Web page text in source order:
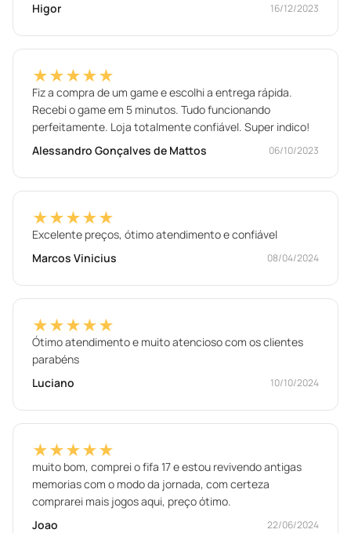
Higor
16/12/2023
★★★★★
Fiz a compra de um game e escolhi a entrega rápida.
Recebi o game em 5 minutos. Tudo funcionando
perfeitamente. Loja totalmente confiável. Super indico!
Alessandro Gonçalves de Mattos
06/10/2023
★★★★★
Excelente preços, ótimo atendimento e confiável
Marcos Vinicius
08/04/2024
★★★★★
Ótimo atendimento e muito atencioso com os clientes
parabéns
Luciano
10/10/2024
★★★★★
muito bom, comprei o fifa 17 e estou revivendo antigas
memorias com o modo da jornada, com certeza
comprarei mais jogos aqui, preço ótimo.
Joao
22/06/2024